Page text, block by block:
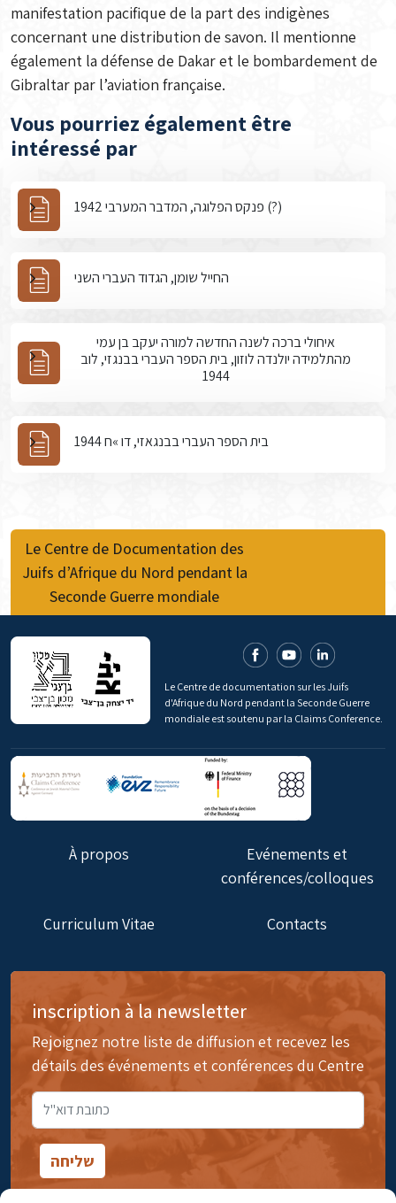
manifestation pacifique de la part des indigènes
concernant une distribution de savon. Il mentionne
également la défense de Dakar et le bombardement de
Gibraltar par l’aviation française.
Vous pourriez également être
intéressé par
פנקס הפלוגה, המדבר המערבי 1942 (?)
החייל שומן, הגדוד העברי השני
איחולי ברכה לשנה החדשה למורה יעקב בן עמי
מהתלמידה יולנדה לוזון, בית הספר העברי בבנגזי, לוב
1944
בית הספר העברי בבנגאזי, דו »ח 1944
Le Centre de Documentation des
Juifs d’Afrique du Nord pendant la
Seconde Guerre mondiale
Le Centre de documentation sur les Juifs
d'Afrique du Nord pendant la Seconde Guerre
mondiale est soutenu par la Claims Conference.
À propos
Evénements et
conférences/colloques
Curriculum Vitae Contacts
inscription à la newsletter
Rejoignez notre liste de diffusion et recevez les
détails des événements et conférences du Centre